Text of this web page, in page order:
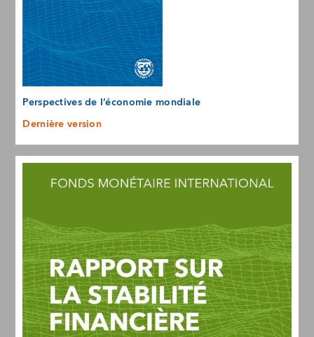
Perspectives de l’économie mondiale
Dernière version